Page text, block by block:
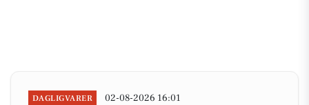
DAGLIGVARER 02-08-2026 16:01